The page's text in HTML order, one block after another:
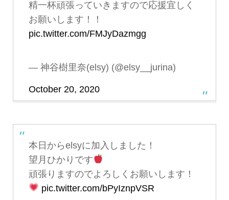
精一杯頑張っていきますので応援宜しく
お願いします！！
pic.twitter.com/FMJyDazmgg
— 神谷樹里奈(elsy) (@elsy__jurina)
October 20, 2020
本日からelsyに加入しました！
望月ひかりです
頑張りますのでよろしくお願いします！
pic.twitter.com/bPyIznpVSR